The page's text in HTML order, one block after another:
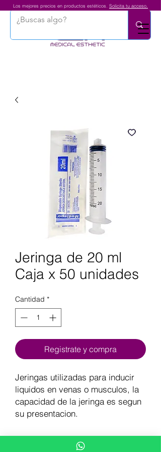
Los mejores precios en productos estéticos. Solicita tu acceso.
Jeringa de 20 ml
Caja x 50 unidades
Cantidad *
Registrate y compra
Jeringas utilizadas para inducir
liquidos en venas o musculos, la
capacidad de la jeringa es segun
su presentacion.
CARACTERISTICAS